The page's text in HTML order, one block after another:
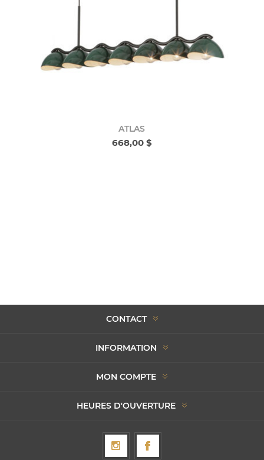
ATLAS
668,00 $
CONTACT
INFORMATION
MON COMPTE
HEURES D'OUVERTURE